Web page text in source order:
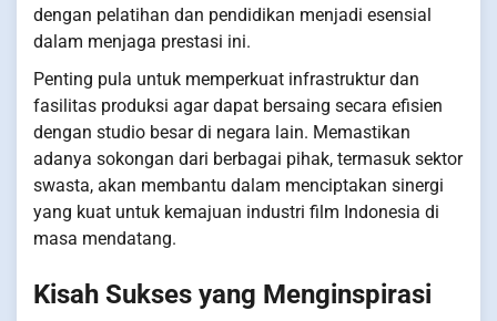
dengan pelatihan dan pendidikan menjadi esensial
dalam menjaga prestasi ini.
Penting pula untuk memperkuat infrastruktur dan
fasilitas produksi agar dapat bersaing secara efisien
dengan studio besar di negara lain. Memastikan
adanya sokongan dari berbagai pihak, termasuk sektor
swasta, akan membantu dalam menciptakan sinergi
yang kuat untuk kemajuan industri film Indonesia di
masa mendatang.
Kisah Sukses yang Menginspirasi